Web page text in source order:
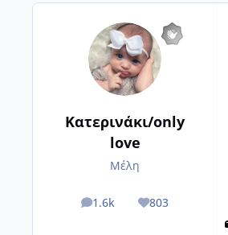
Κατερινάκι/only
love
Μέλη
1.6k
posts 803
Reputation